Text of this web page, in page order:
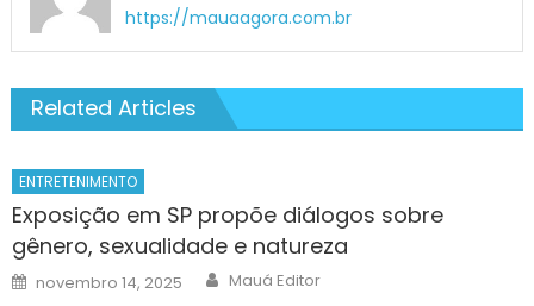
https://mauaagora.com.br
Related Articles
ENTRETENIMENTO
Exposição em SP propõe diálogos sobre
gênero, sexualidade e natureza
Posted
on
novembro 14, 2025 Author
Mauá Editor